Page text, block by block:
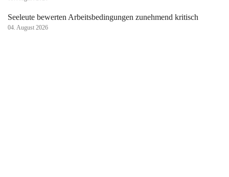
Seeleute bewerten Arbeitsbedingungen zunehmend kritisch
04. August 2026